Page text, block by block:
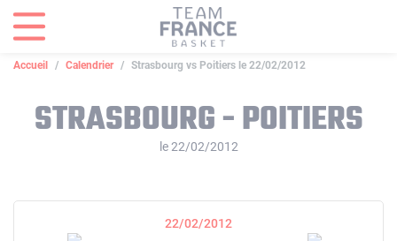
Accueil Calendrier Strasbourg vs Poitiers le 22/02/2012
STRASBOURG - POITIERS
le 22/02/2012
22/02/2012
Panneau de gestion des cookies